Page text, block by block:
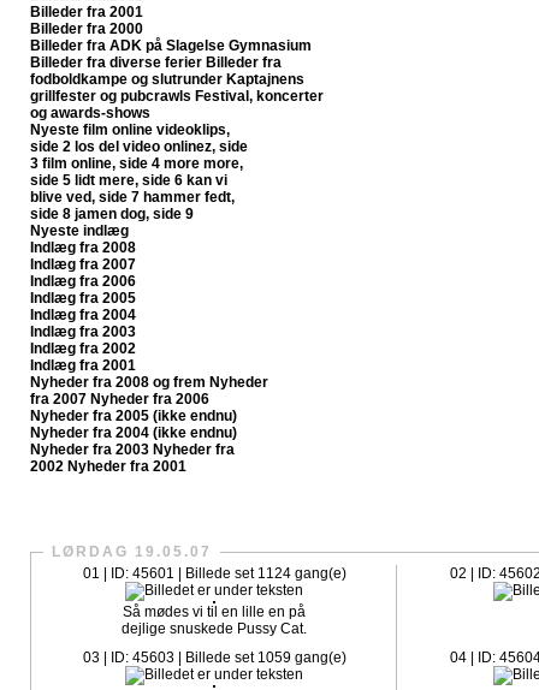
Billeder fra 2001
Billeder fra 2000
Billeder fra ADK på Slagelse Gymnasium
Billeder fra diverse ferier Billeder fra
fodboldkampe og slutrunder Kaptajnens
grillfester og pubcrawls Festival, koncerter
og awards-shows
Nyeste film online videoklips,
side 2 los del video onlinez, side
3 film online, side 4 more more,
side 5 lidt mere, side 6 kan vi
blive ved, side 7 hammer fedt,
side 8 jamen dog, side 9
Nyeste indlæg
Indlæg fra 2008
Indlæg fra 2007
Indlæg fra 2006
Indlæg fra 2005
Indlæg fra 2004
Indlæg fra 2003
Indlæg fra 2002
Indlæg fra 2001
Nyheder fra 2008 og frem Nyheder
fra 2007 Nyheder fra 2006
Nyheder fra 2005 (ikke endnu)
Nyheder fra 2004 (ikke endnu)
Nyheder fra 2003 Nyheder fra
2002 Nyheder fra 2001
LØRDAG 19.05.07
01 | ID: 45601 | Billede set 1124 gang(e)
Så mødes vi til en lille en på
dejlige snuskede Pussy Cat.
02 | ID:
03 | ID: 45603 | Billede set 1059 gang(e) 04 | ID: